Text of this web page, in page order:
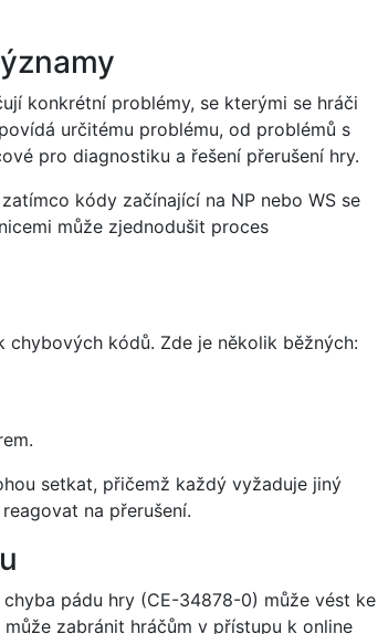
konkrétní problémy, se kterými se hráči
určitému problému, od problémů s
pro diagnostiku a řešení přerušení hry.
kódy začínající na NP nebo WS se
může zjednodušit proces
chybových kódů. Zde je několik běžných:
setkat, přičemž každý vyžaduje jiný
na přerušení.
pádu hry (CE-34878-0) může vést ke
zabránit hráčům v přístupu k online